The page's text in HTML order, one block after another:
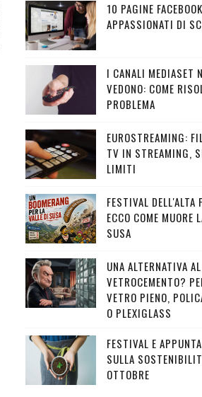
10 PAGINE
APPASSIONATI DI
I CANALI MEDIASET
VEDONO: COME
PROBLEMA
EUROSTREAMING:
TV IN STREAMING,
LIMITI
FESTIVAL DELL'ALTA
ECCO COME MUORE
SUSA
UNA ALTERNATIVA AL
VETROCEMENTO?
VETRO PIENO,
O PLEXIGLASS
FESTIVAL E
SULLA
OTTOBRE